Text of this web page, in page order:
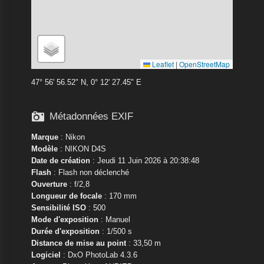
Leaflet | OpenStreetMap
47° 56' 56.52" N, 0° 12' 27.45" E
 Métadonnées EXIF
Marque: Nikon
Modèle: NIKON D4S
Date de création: Jeudi 11 Juin 2026 à 20:38:48
Flash: Flash non déclenché
Ouverture: f/2,8
Longueur de focale: 170 mm
Sensibilité ISO: 500
Mode d'exposition: Manuel
Durée d'exposition: 1/500 s
Distance de mise au point: 33,50 m
Logiciel : DxO PhotoLab 4.3.6